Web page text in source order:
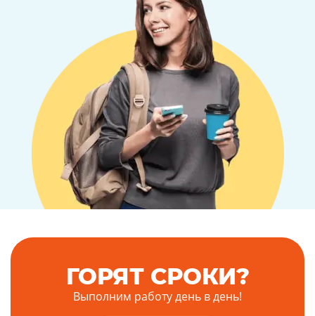
ГОРЯТ СРОКИ?
Выполним работу день в день!